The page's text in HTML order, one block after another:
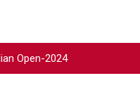
Open-2024